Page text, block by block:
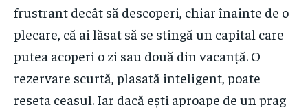
frustrant decât să descoperi, chiar înainte de o
plecare, că ai lăsat să se stingă un capital care
putea acoperi o zi sau două din vacanță. O
rezervare scurtă, plasată inteligent, poate
reseta ceasul. Iar dacă ești aproape de un prag